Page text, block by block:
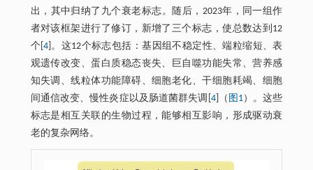
出，其中归纳了九个衰老标志。随后，2023年，同一组作
者对该框架进行了修订，新增了三个标志，使总数达到12
个[4 ]。这12个标志包括：基因组不稳定性、端粒缩短、表
观遗传改变、蛋白质稳态丧失、巨自噬功能失常、营养感
知失调、线粒体功能障碍、细胞老化、干细胞耗竭、细胞
间通信改变、慢性炎症以及肠道菌群失调[ 4]（ 图1）。这些
标志是相互关联的生物过程，能够相互影响，形成驱动衰
老的复杂网络。